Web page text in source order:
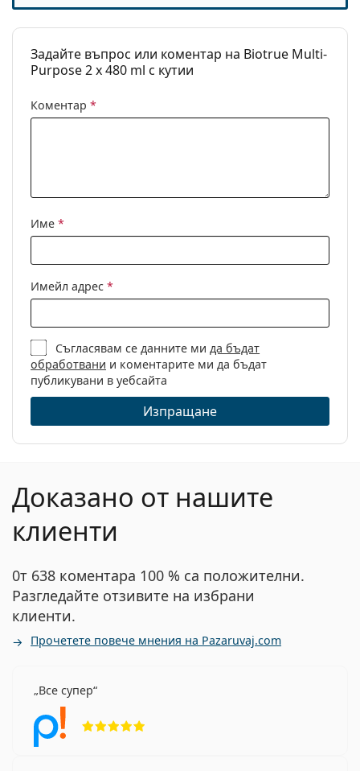
Пътуване:
Не
годност:
Най-малко 12 месеца
след отваряне:
Категория:
Разтвори
Универсални разтвори за
кутията:
2 x 4.2 ml
Задайте въпрос или коментар на Biotrue Multi-
Purpose 2 x 480 ml с кутии
Коментар *
Име *
Имейл адрес *
Съгласявам се данните мида бъдат
обработвани и коментарите ми да бъдат
публикувани в уебсайта
Изпращане
Доказано от нашите
клиенти
0т 638 коментара 100 % са положителни.
Разгледайте отзивите на избрани
клиенти.
Прочетете повече мнения на Pazaruvaj.com
Все супер